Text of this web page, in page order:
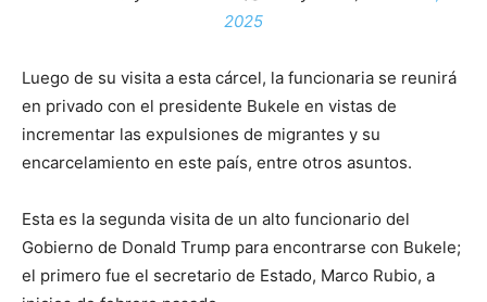
2025
Luego de su visita a esta cárcel, la funcionaria se reunirá
en privado con el presidente Bukele en vistas de
incrementar las expulsiones de migrantes y su
encarcelamiento en este país, entre otros asuntos.
Esta es la segunda visita de un alto funcionario del
Gobierno de Donald Trump para encontrarse con Bukele;
el primero fue el secretario de Estado, Marco Rubio, a